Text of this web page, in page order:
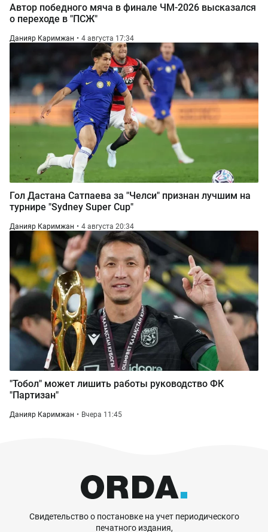
Автор победного мяча в финале ЧМ-2026 высказался
о переходе в "ПСЖ"
Данияр Каримжан 4 августа 17:34
Гол Дастана Сатпаева за "Челси" признан лучшим на
турнире "Sydney Super Cup"
Данияр Каримжан 4 августа 20:34
"Тобол" может лишить работы руководство ФК
"Партизан"
Данияр Каримжан Вчера 11:45
Свидетельство о постановке на учет периодического
печатного издания,